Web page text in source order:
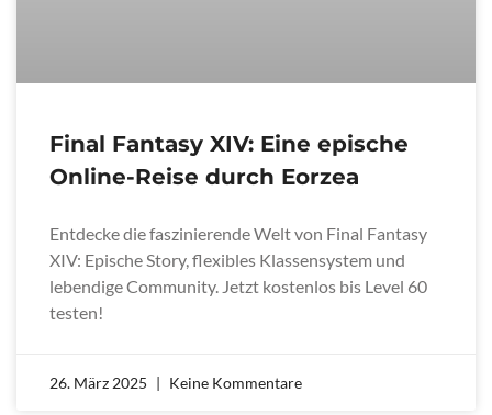
Final Fantasy XIV: Eine epische
Online-Reise durch Eorzea
Entdecke die faszinierende Welt von Final Fantasy
XIV: Epische Story, flexibles Klassensystem und
lebendige Community. Jetzt kostenlos bis Level 60
testen!
26. März 2025 Keine Kommentare